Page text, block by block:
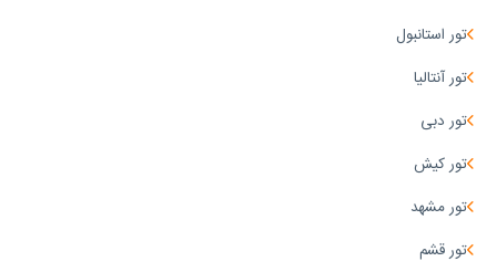
تور استانبول
تور آنتالیا
تور دبی
تور کیش
تور مشهد
تور قشم